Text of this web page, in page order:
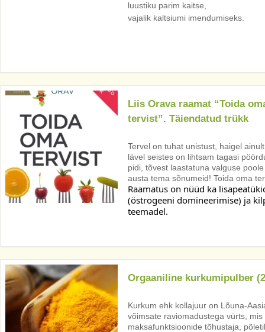
luustiku parim kaitse,
vajalik kaltsiumi imendumiseks.
Liis Orava raamat “Toida
tervist”. Täiendatud trükk
Tervel on tuhat unistust, haigel
lävel seistes on lihtsam tagasi
pidi, tõvest laastatuna valguse
austa tema sõnumeid! Toida oma
Raamatus on nüüd ka
(östrogeeni domineerimise) ja
teemadel.
Orgaaniline kurkumipulber
Kurkum ehk kollajuur on Lõuna-
võimsate raviomadustega vürts,
maksafunktsioonide tõhustaja,